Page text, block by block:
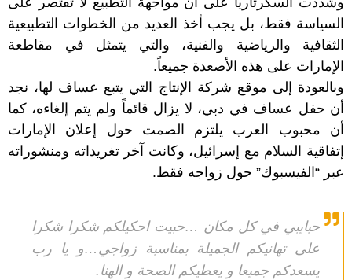
السياسة فقط، بل يجب أخذ العديد من الخطوات التطبيعية
الثقافية والرياضية والفنية، والتي يتمثل في مقاطعة
الإمارات على هذه الأصعدة جميعاً.
وبالعودة إلى موقع شركة الإنتاج التي يتبع عساف لها، نجد
أن حفل عساف في دبي، لا يزال قائماً ولم يتم إلغاءه، كما
أن محبوب العرب يلتزم الصمت حول إعلان الإمارات
إتفاقية السلام مع إسرائيل، وكانت آخر تغريداته ومنشوراته
عبر “الفيسبوك” حول زواجه فقط.
حبايبي في كل مكان …حبيت احكيلكم شكرا شكرا
على تهانيكم الجميلة بمناسبة زواجي…و يا رب
يسعدكم جميعا و يعطيكم الصحة و الهنا.